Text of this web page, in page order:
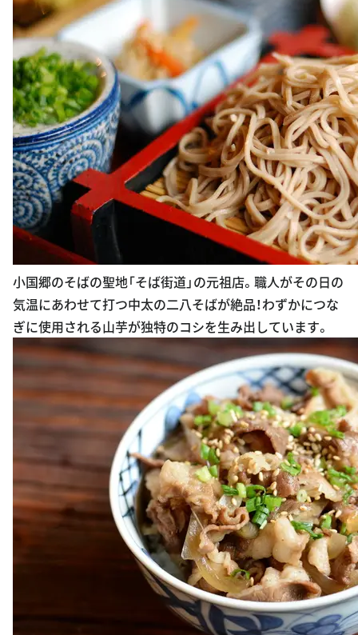
小国郷のそばの聖地「そば街道」の元祖店。職人がその日の
気温にあわせて打つ中太の二八そばが絶品！わずかにつな
ぎに使用される山芋が独特のコシを生み出しています。